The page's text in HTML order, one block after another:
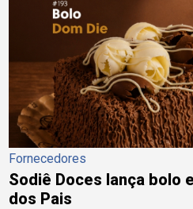
Fornecedores
Sodiê Doces lança bolo
dos Pais